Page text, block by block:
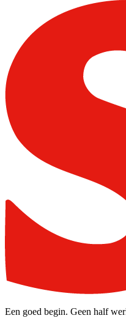
Een goed begin. Geen half